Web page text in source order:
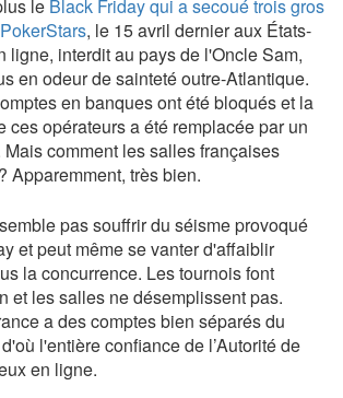
le Black Friday qui a secoué trois gros
, le 15 avril dernier aux États-
ligne, interdit au pays de l'Oncle Sam,
en odeur de sainteté outre-Atlantique.
en banques ont été bloqués et la
ces opérateurs a été remplacée par un
comment les salles françaises
Apparemment, très bien.
pas souffrir du séisme provoqué
et peut même se vanter d'affaiblir
la concurrence. Les tournois font
et les salles ne désemplissent pas.
a des comptes bien séparés du
l'entière confiance de l’Autorité de
en ligne.